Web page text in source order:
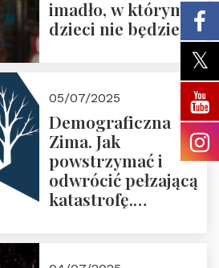
imadło, w którym
dzieci nie będzie
05/07/2025
Demograficzna
Zima. Jak
powstrzymać i
odwrócić pełzającą
katastrofę.